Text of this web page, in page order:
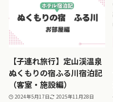
【子連れ旅行】定山渓温泉
ぬくもりの宿ふる川宿泊記
（客室・施設編）
2024年5月17日 2025年11月28日